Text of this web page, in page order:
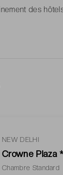
des
NEW DELHI
Crowne Plaza
Chambre Standard